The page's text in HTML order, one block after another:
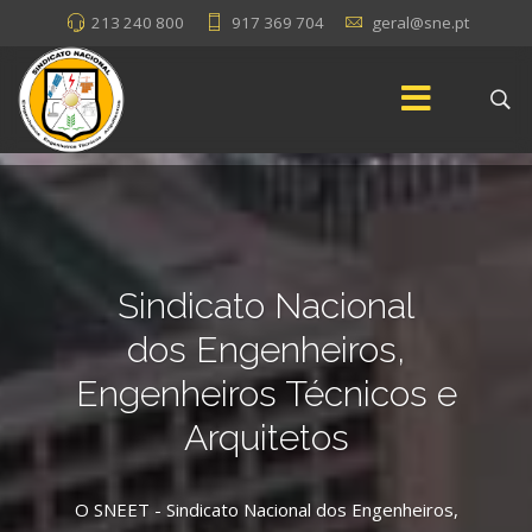
213 240 800 917 369 704 geral@sne.pt
Sindicato Nacional
dos Engenheiros,
Engenheiros Técnicos e
Arquitetos
O SNEET - Sindicato Nacional dos Engenheiros,
Universidade do Porto